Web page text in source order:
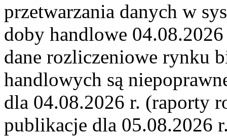
przetwarzania danych w
doby handlowe
dane rozliczeniowe rynku
handlowych są
dla 04.08.2026 r. (raporty
publikacje dla 05.08.2026